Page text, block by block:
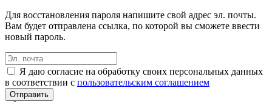
Для восстановления пароля напишите свой адрес эл. почты.
Вам будет отправлена ссылка, по которой вы сможете ввести
новый пароль.
Я даю согласие на обработку своих персональных данных
в соответствии с пользовательским соглашением